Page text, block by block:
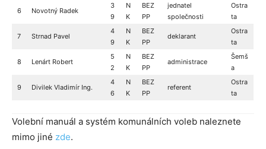
6 Novotný Radek
3
9
N
K
BEZ
PP
jednatel
společnosti
Ostra
ta
7 Strnad Pavel
4
9
N
K
BEZ
PP
deklarant
Ostra
ta
8 Lenárt Robert
5
2
N
K
BEZ
PP
administrace
Šemš
a
9 Divilek Vladimír Ing.
4
6
N
K
BEZ
PP
referent
Ostra
ta
Volební manuál a systém komunálních voleb naleznete
mimo jiné zde.